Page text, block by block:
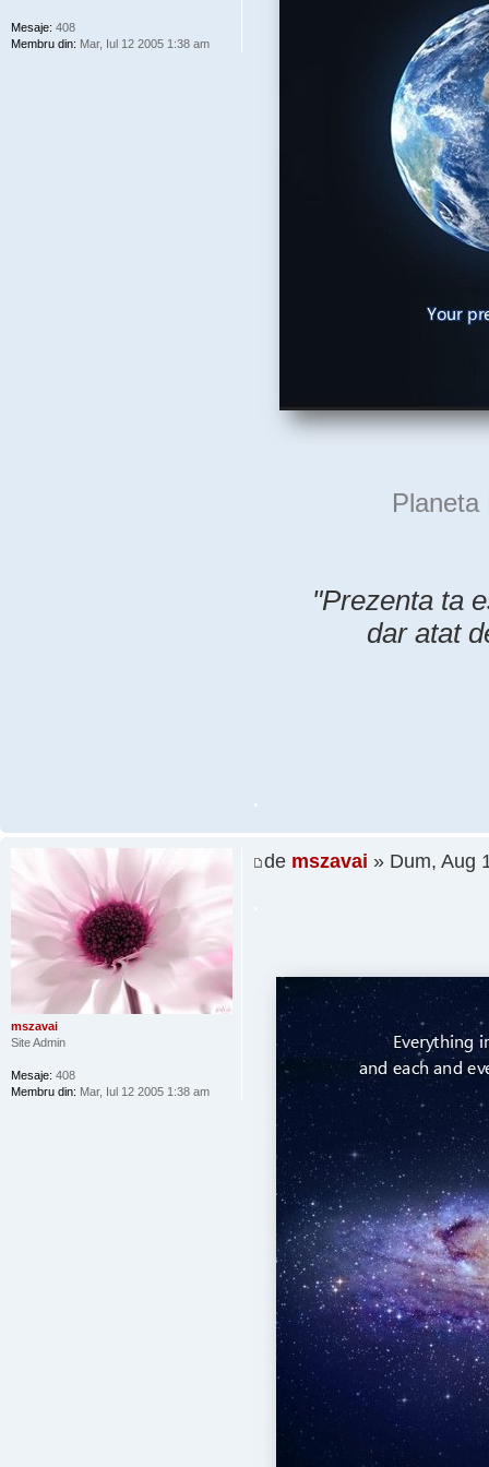
"Prezenta ta
dar atat
.
Mesaje: 408
Membru din: Mar, Iul 12 2005 1:38 am
de mszavai » Dum, Aug
mszavai
Site Admin
Mesaje: 408
Membru din: Mar, Iul 12 2005 1:38 am